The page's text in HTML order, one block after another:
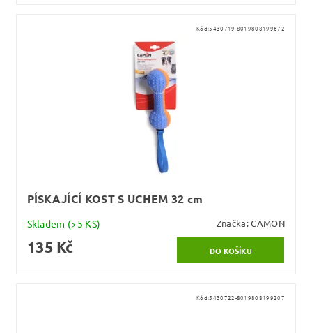
Kód:5430719-8019808199672
PÍSKAJÍCÍ KOST S UCHEM 32 cm
Skladem (>5 KS) Značka:CAMON
135 Kč
Kód:5430722-8019808199207